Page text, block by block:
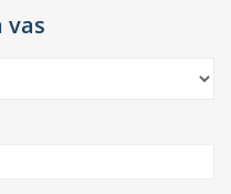
vas